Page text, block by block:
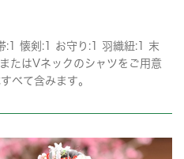
:1 懐剣:1 お守り:1 羽織紐:1 末
たはVネックのシャツをご用意
べて含みます。